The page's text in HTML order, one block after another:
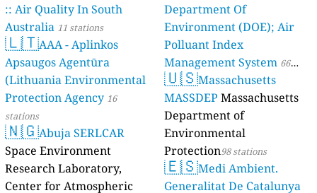
:: Air Quality In South
Australia 11 stations
🇱🇹AAA - Aplinkos
Apsaugos Agentūra
(Lithuania Environmental
Protection Agency 16
stations
🇳🇬Abuja SERLCAR
Space Environment
Research Laboratory,
Center for Atmospheric
Department Of
Environment (DOE); Air
Polluant Index
Management System 66
stations
🇺🇸Massachusetts
MASSDEP Massachusetts
Department of
Environmental
Protection98 stations
🇪🇸Medi Ambient.
Generalitat De Catalunya